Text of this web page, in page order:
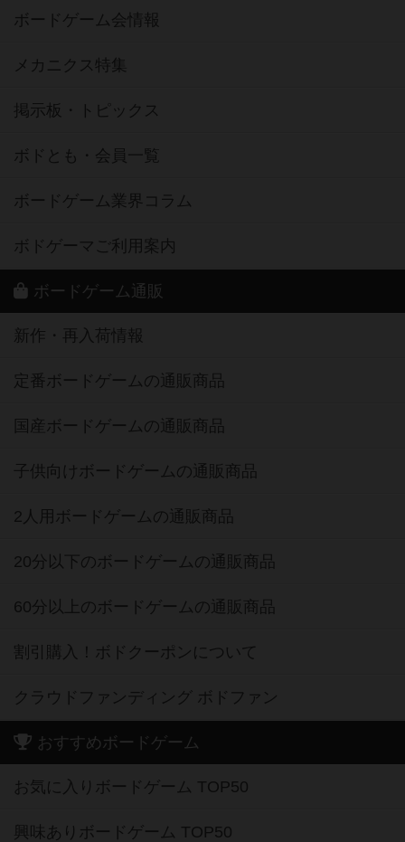
ボードゲーム会情報
メカニクス特集
掲示板・トピックス
ボドとも・会員一覧
ボードゲーム業界コラム
ボドゲーマご利用案内
ボードゲーム通販
新作・再入荷情報
定番ボードゲームの通販商品
国産ボードゲームの通販商品
子供向けボードゲームの通販商品
2人用ボードゲームの通販商品
20分以下のボードゲームの通販商品
60分以上のボードゲームの通販商品
割引購入！ボドクーポンについて
クラウドファンディング ボドファン
おすすめボードゲーム
お気に入りボードゲーム TOP50
興味ありボードゲーム TOP50